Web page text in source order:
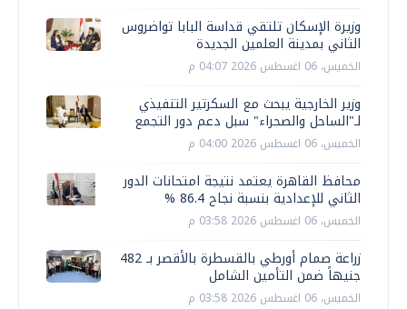
وزيرة الإسكان تلتقي قداسة البابا تواضروس
الثاني بمدينة العلمين الجديدة
الخميس، 06 اغسطس 2026 04:07 م
وزير الخارجية يبحث مع السكرتير التنفيذي
لـ"الساحل والصحراء" سبل دعم دور التجمع
الخميس، 06 اغسطس 2026 04:00 م
محافظ القاهرة يعتمد نتيجة امتحانات الدور
الثاني للإعدادية بنسبة نجاح 86.4 %
الخميس، 06 اغسطس 2026 03:58 م
زراعة صمام أورطي بالقسطرة بالأقصر بـ 482
جنيهاً ضمن التأمين الشامل
الخميس، 06 اغسطس 2026 03:58 م